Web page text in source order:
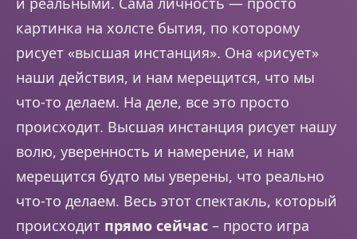
картинка на холсте бытия, по которому
рисует «высшая инстанция». Она «рисует»
наши действия, и нам мерещится, что мы
что-то делаем. На деле, все это просто
происходит. Высшая инстанция рисует нашу
волю, уверенность и намерение, и нам
мерещится будто мы уверены, что реально
что-то делаем. Весь этот спектакль, который
происходит прямо сейчас – просто игра